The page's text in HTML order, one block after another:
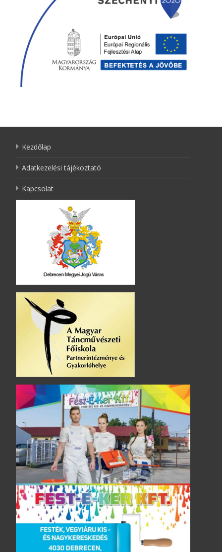
Kezdőlap
Adatkezelési tájékoztató
Kapcsolat